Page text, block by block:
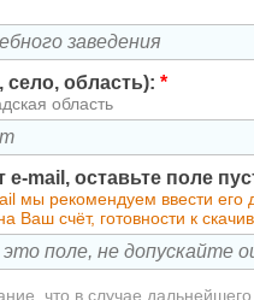
село, область): *
область
e-mail, оставьте поле
мы рекомендуем ввести
Ваш счёт, готовности к
что в случае